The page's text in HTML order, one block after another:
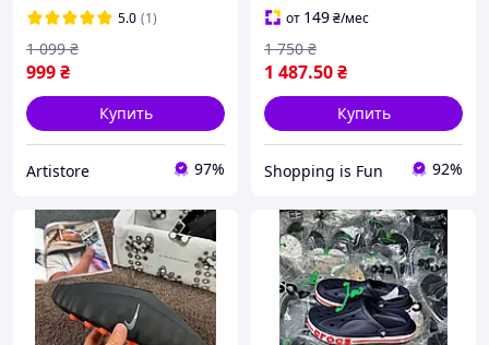
5.0 (1)
999₴
1 099 ₴
Купить
Artistore 97%
от 149₴/мес
1 487.50₴
1 750 ₴
Купить
Shopping is Fun 92%